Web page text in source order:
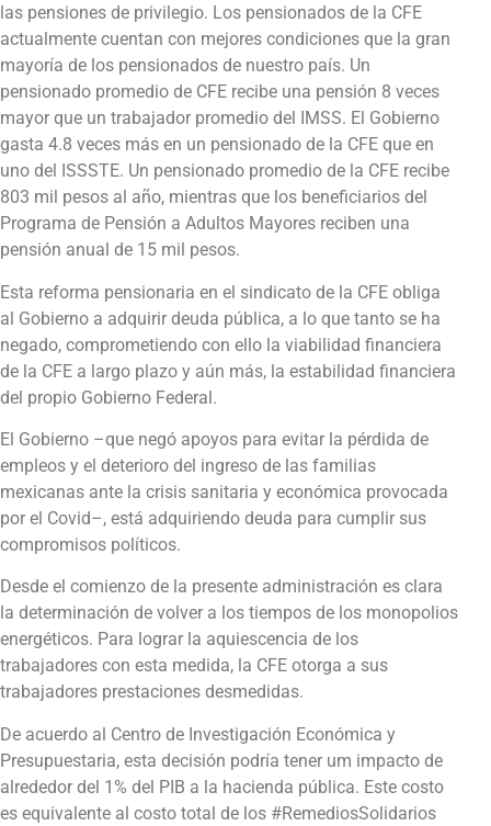
las pensiones de privilegio. Los pensionados de la CFE
actualmente cuentan con mejores condiciones que la gran
mayoría de los pensionados de nuestro país. Un
pensionado promedio de CFE recibe una pensión 8 veces
mayor que un trabajador promedio del IMSS. El Gobierno
gasta 4.8 veces más en un pensionado de la CFE que en
uno del ISSSTE. Un pensionado promedio de la CFE recibe
803 mil pesos al año, mientras que los beneficiarios del
Programa de Pensión a Adultos Mayores reciben una
pensión anual de 15 mil pesos.
Esta reforma pensionaria en el sindicato de la CFE obliga
al Gobierno a adquirir deuda pública, a lo que tanto se ha
negado, comprometiendo con ello la viabilidad financiera
de la CFE a largo plazo y aún más, la estabilidad financiera
del propio Gobierno Federal.
El Gobierno –que negó apoyos para evitar la pérdida de
empleos y el deterioro del ingreso de las familias
mexicanas ante la crisis sanitaria y económica provocada
por el Covid–, está adquiriendo deuda para cumplir sus
compromisos políticos.
Desde el comienzo de la presente administración es clara
la determinación de volver a los tiempos de los monopolios
energéticos. Para lograr la aquiescencia de los
trabajadores con esta medida, la CFE otorga a sus
trabajadores prestaciones desmedidas.
De acuerdo al Centro de Investigación Económica y
Presupuestaria, esta decisión podría tener um impacto de
alrededor del 1% del PIB a la hacienda pública. Este costo
es equivalente al costo total de los #RemediosSolidarios